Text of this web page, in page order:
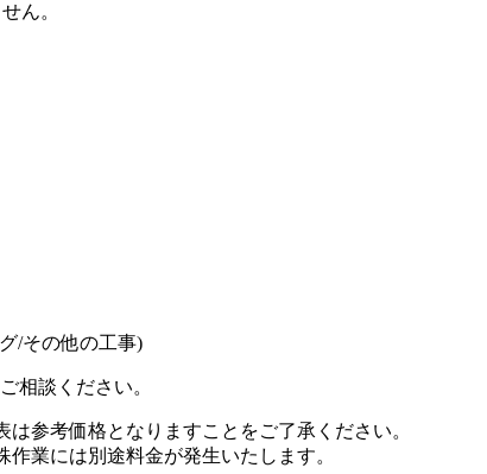
ん。
/その他の工事)
相談ください。
は参考価格となりますことをご了承ください。
業には別途料金が発生いたします。